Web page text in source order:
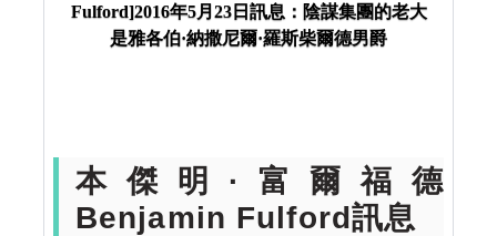
·羅斯柴爾德男爵
Fulford]2016年5月23日訊息：陰謀集團的老大
是雅各伯·納撒尼爾·羅斯柴爾德男爵
本傑明·富爾福德
Benjamin Fulford訊息